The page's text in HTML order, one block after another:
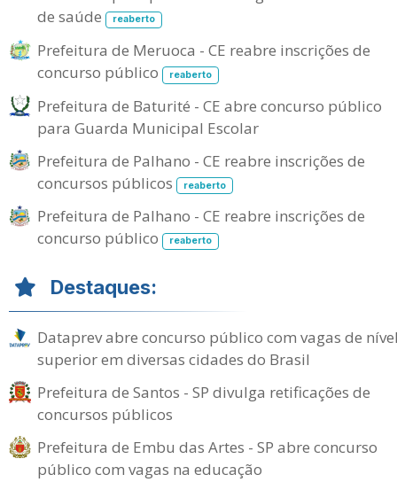
de saúde
reaberto
Prefeitura de Meruoca - CE reabre inscrições de
concurso público
reaberto
Prefeitura de Baturité - CE abre concurso público
para Guarda Municipal Escolar
Prefeitura de Palhano - CE reabre inscrições de
concursos públicos
reaberto
Prefeitura de Palhano - CE reabre inscrições de
concurso público
reaberto
Destaques:
Dataprev abre concurso público com vagas de
superior em diversas cidades do Brasil
Prefeitura de Santos - SP divulga retificações de
concursos públicos
Prefeitura de Embu das Artes - SP abre concurso
público com vagas na educação